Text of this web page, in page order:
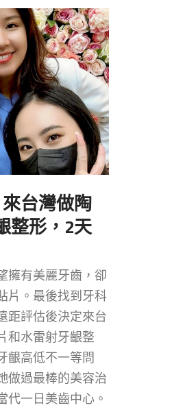
台灣做陶
整形，2天
擁有美麗牙齒，卻
片。最後找到牙科
距評估後決定來台
和水雷射牙齦整
齦高低不一等問
做過最棒的美容治
代一日美齒中心。